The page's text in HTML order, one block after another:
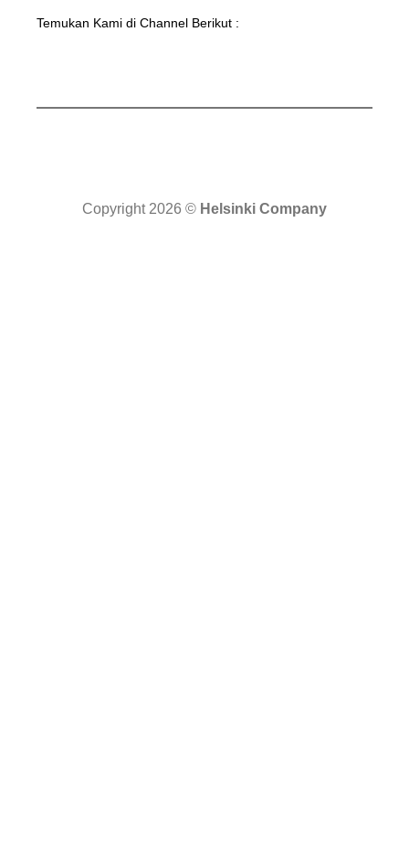
Temukan Kami di Channel Berikut :
Copyright 2026 © Helsinki Company